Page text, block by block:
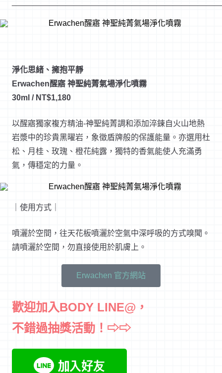
淨化思緒、擁抱平靜
Erwachen醒寤 神聖純菁氣場淨化噴霧
30ml / NT$1,180
以醒寤獨家複方精油-神聖純菁調和添加淬鍊自火山地熱
岩漿中的珍貴黑曜岩，象徵盾牌般的保護能量。亦選用杜
松、月桂、玫瑰、橙花純露，獨特的香氣能使人充滿勇
氣，傳穩定的力量。
｜使用方式｜
噴灑於空間，往天花板噴灑於空氣中深呼吸的方式嗅聞。
請噴灑於空間，勿直接使用於肌膚上。
Erwachen 官方網站
歡迎加入BODY LINE@，
不錯過抽獎活動！⇨⇨